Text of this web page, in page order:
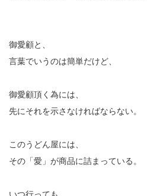
御愛顧と、
言葉でいうのは簡単だけど、
御愛顧頂く為には、
先にそれを示さなければならない。
このうどん屋には、
その「愛」が商品に詰まっている。
いつ行っても、